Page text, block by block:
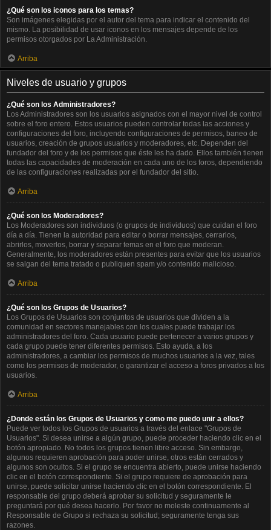
¿Qué son los iconos para los temas?
Son imágenes elegidas por el autor del tema para indicar el contenido del
mismo. La posibilidad de usar iconos en los mensajes depende de los
permisos otorgados por La Administración.
Arriba
Niveles de usuario y grupos
¿Qué son los Administradores?
Los Administradores son los usuarios asignados con el mayor nivel de control
sobre el foro entero. Estos usuarios pueden controlar todas las acciones y
configuraciones del foro, incluyendo configuraciones de permisos, baneo de
usuarios, creación de grupos usuarios y moderadores, etc. Dependen del
fundador del foro y de los permisos que éste les ha dado. Ellos también tienen
todas las capacidades de moderación en cada uno de los foros, dependiendo
de las configuraciones realizadas por el fundador del sitio.
Arriba
¿Qué son los Moderadores?
Los Moderadores son individuos (o grupos de individuos) que cuidan el foro
día a día. Tienen la autoridad para editar o borrar mensajes, cerrarlos,
abrirlos, moverlos, borrar y separar temas en el foro que moderan.
Generalmente, los moderadores están presentes para evitar que los usuarios
se salgan del tema tratado o publiquen spam y/o contenido malicioso.
Arriba
¿Qué son los Grupos de Usuarios?
Los Grupos de Usuarios son conjuntos de usuarios que dividen a la
comunidad en sectores manejables con los cuales puede trabajar los
administradores del foro. Cada usuario puede pertenecer a varios grupos y
cada grupo puede tener diferentes permisos. Esto ayuda, a los
administradores, a cambiar los permisos de muchos usuarios a la vez, tales
como los permisos de moderador, o garantizar el acceso a foros privados a los
usuarios.
Arriba
¿Donde están los Grupos de Usuarios y como me puedo unir a ellos?
Puede ver todos los Grupos de usuarios a través del enlace "Grupos de
Usuarios". Si desea unirse a algún grupo, puede proceder haciendo clic en el
botón apropiado. No todos los grupos tienen libre acceso. Sin embargo,
algunos requieren aprobación para poder unirse, otros están cerrados y
algunos son ocultos. Si el grupo se encuentra abierto, puede unirse haciendo
clic en el botón correspondiente. Si el grupo requiere de aprobación para
unirse, puede solicitar unirse haciendo clic en el botón correspondiente. El
responsable del grupo deberá aprobar su solicitud y seguramente le
preguntará por qué desea hacerlo. Por favor no moleste continuamente al
Responsable de Grupo si rechaza su solicitud; seguramente tenga sus
razones.